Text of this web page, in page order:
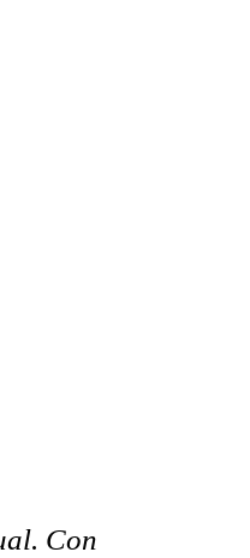
Con